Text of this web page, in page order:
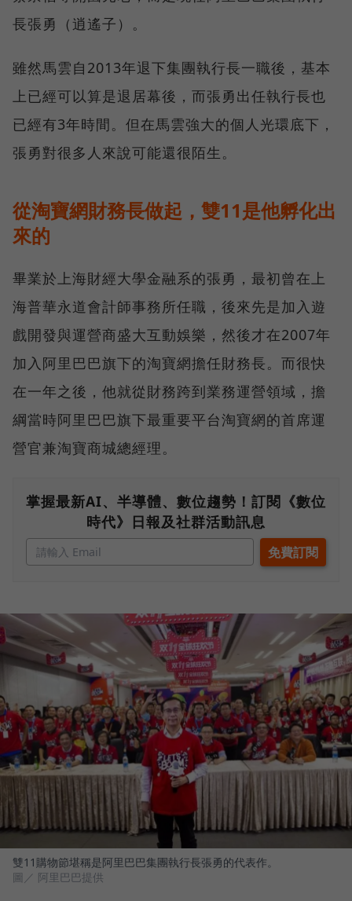
長張勇（逍遙子）。
雖然馬雲自2013年退下集團執行長一職後，基本
上已經可以算是退居幕後，而張勇出任執行長也
已經有3年時間。但在馬雲強大的個人光環底下，
張勇對很多人來說可能還很陌生。
從淘寶網財務長做起，雙11是他孵化出
來的
畢業於上海財經大學金融系的張勇，最初曾在上
海普華永道會計師事務所任職，後來先是加入遊
戲開發與運營商盛大互動娛樂，然後才在2007年
加入阿里巴巴旗下的淘寶網擔任財務長。而很快
在一年之後，他就從財務跨到業務運營領域，擔
綱當時阿里巴巴旗下最重要平台淘寶網的首席運
營官兼淘寶商城總經理。
掌握最新AI、半導體、數位趨勢！訂閱《數位
時代》日報及社群活動訊息
雙11購物節堪稱是阿里巴巴集團執行長張勇的代表作。
圖／ 阿里巴巴提供